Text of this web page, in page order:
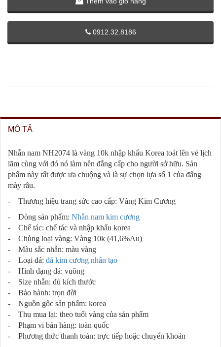
0912.32.8186
MÔ TẢ
Nhẫn nam NH2074 là vàng 10k nhập khẩu Korea toát lên vẻ lịch
lãm cùng với đó nó làm nên đẳng cấp cho người sở hữu. Sản
phẩm này rất được ưa chuộng và là sự chọn lựa số 1 của đấng
mày râu.
- Thương hiệu trang sức cao cấp: Vàng Kim Cương
- Dòng sản phẩm: Nhẫn nam kim cương
- Chế tác: chế tác và nhập khẩu korea
- Chủng loại vàng: Vàng 10k (41,6%Au)
- Màu sắc nhẫn: màu vàng
- Loại đá: đá kim cương nhân tạo
- Hình dạng đá: vuông
- Size nhẫn: đủ kích thước
- Bảo hành: trọn đời
- Nguồn gốc sản phẩm: korea
- Thu mua lại: theo tuổi vàng của sản phẩm
- Phạm vi bán hàng: toàn quốc
- Phương thức thanh toán: trực tiếp hoặc chuyển khoản